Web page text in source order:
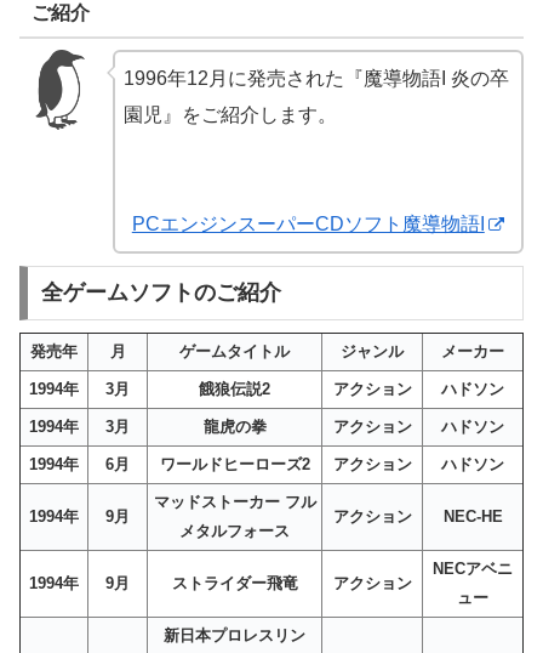
ご紹介
1996年12月に発売された『魔導物語I 炎の卒
園児』をご紹介します。
PCエンジンスーパーCDソフト魔導物語I
全ゲームソフトのご紹介
発売年 月 ゲームタイトル ジャンル メーカー
1994年 3月 餓狼伝説2 アクション ハドソン
1994年 3月 龍虎の拳 アクション ハドソン
1994年 6月 ワールドヒーローズ2 アクション ハドソン
1994年 9月
マッドストーカー フル
メタルフォース
アクション NEC-HE
1994年 9月 ストライダー飛竜 アクション
NECアベニ
ュー
新日本プロレスリン